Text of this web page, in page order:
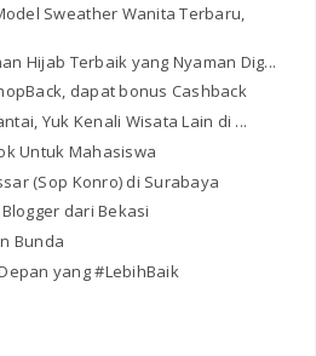
Sweather Wanita Terbaru,
Hijab Terbaik yang Nyaman Dig...
dapat bonus Cashback
Yuk Kenali Wisata Lain di ...
Untuk Mahasiswa
(Sop Konro) di Surabaya
dari Bekasi
Bunda
yang #LebihBaik